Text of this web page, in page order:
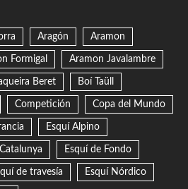
Aragón Aramon
Formigal Aramon Javalambre
Beret Boí Taüll
Competición Copa del Mundo
Esquí Alpino
Esquí de Fondo
de travesía Esquí Nórdico